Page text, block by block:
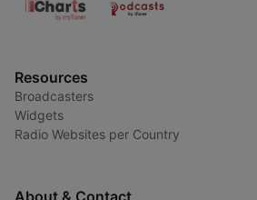
Resources
Broadcasters
Widgets
Radio Websites per Country
About & Contact